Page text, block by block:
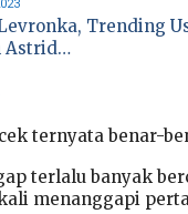
Trending
Astrid…
ternyata benar-
terlalu banyak
menanggapi